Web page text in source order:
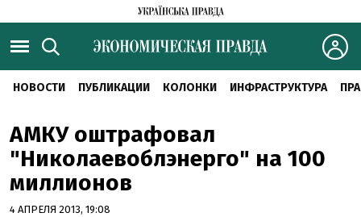
НОВОСТИ ПУБЛИКАЦИИ КОЛОНКИ ИНФРАСТРУКТУРА
АМКУ оштрафовал
"Николаевоблэнерго" на 100
миллионов
4 АПРЕЛЯ 2013, 19:08